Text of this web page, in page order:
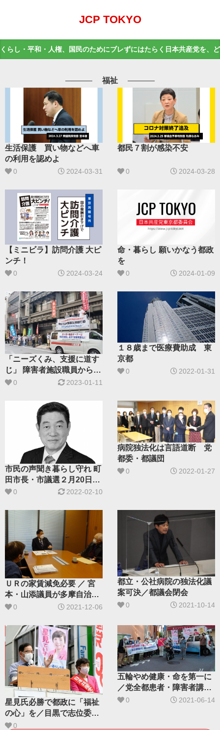
JCP TOKYO
くらし・平和・人権、国民のためにブレずにはたらく日本共産党を、
福祉
生活保護 買い物などへ車
の利用を認めよ
0 2024-03-31
都民７割が感染不安
0 2024-03-28
【ミニビラ】訪問介護 大ピ
ンチ！
0 2024-03-24
命・暮らし 願いかなう都政
を
0 2024-01-09
「ニーズくみ、支援に道す
じ」 障害者施設職員から候
補に ２０２３統一地方選
0 2023-01-11
１８歳まで医療費助成 東
京都
0 2022-01-31
市民の声聞き暮らし守れ 町
田市長・市議選２月20日投
票0 2022-02-10
病院独法化は言語道断 党
都委・都議団
0 2022-01-27
ＵＲの家賃減免必要 ／ 宮
本・山添議員が多摩自治協
と懇談
0 2021-12-06
都立・公社病院の独法化議
案可決／都議会閉会
0 2021-10-14
星見氏必勝で都政に「福祉
の心」を／目黒で志位委員
長が訴え
0
五輪やめ健康・命を第一に
／党全都患者・障害者講演
会が目黒で星見都議と訴え
0 2021-06-14